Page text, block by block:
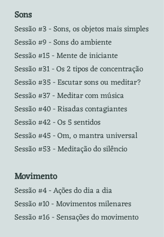
Sons
Sessão #3 - Sons, os objetos mais simples
Sessão #9 - Sons do ambiente
Sessão #15 - Mente de iniciante
Sessão #31 - Os 2 tipos de concentração
Sessão #35 - Escutar sons ou meditar?
Sessão #37 - Meditar com música
Sessão #40 - Risadas contagiantes
Sessão #42 - Os 5 sentidos
Sessão #45 - Om, o mantra universal
Sessão #53 - Meditação do silêncio
Movimento
Sessão #4 - Ações do dia a dia
Sessão #10 - Movimentos milenares
Sessão #16 - Sensações do movimento